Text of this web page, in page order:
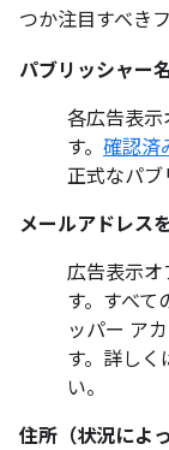
つか注目すべき
パブリッシャー
各広告表示
す。 確認済
正式なパブ
メールアドレス
広告表示オ
す。すべて
ッパー ア
す。詳しく
い。
住所（状況によ